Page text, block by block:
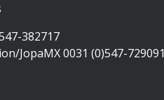
382717
JopaMX 0031 (0)547-729091